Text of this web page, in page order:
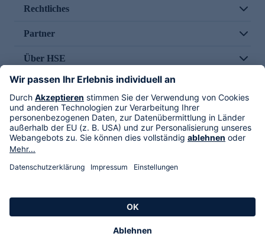
Rechtliches
Partner
Über HSE
Im TV
HSE International